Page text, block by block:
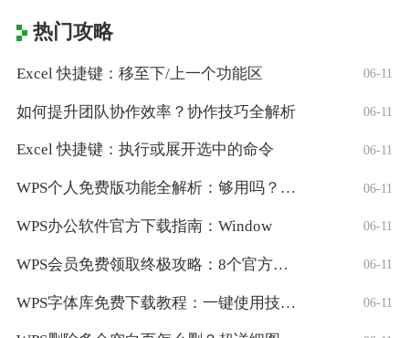
热门攻略
Excel 快捷键：移至下/上一个功能区 06-11
如何提升团队协作效率？协作技巧全解析 06-11
Excel 快捷键：执行或展开选中的命令 06-11
WPS个人免费版功能全解析：够用吗？适合 06-11
WPS办公软件官方下载指南：Window 06-11
WPS会员免费领取终极攻略：8个官方认证 06-11
WPS字体库免费下载教程：一键使用技巧与 06-11